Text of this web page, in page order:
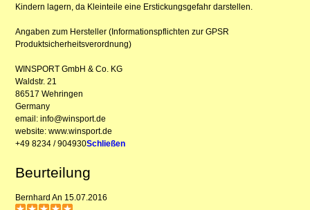
Kindern lagern, da Kleinteile eine Erstickungsgefahr darstellen.
Angaben zum Hersteller (Informationspflichten zur GPSR
Produktsicherheitsverordnung)
WINSPORT GmbH & Co. KG
Waldstr. 21
86517 Wehringen
Germany
email: info@winsport.de
website: www.winsport.de
+49 8234 / 904930Schließen
Beurteilung
Bernhard An 15.07.2016